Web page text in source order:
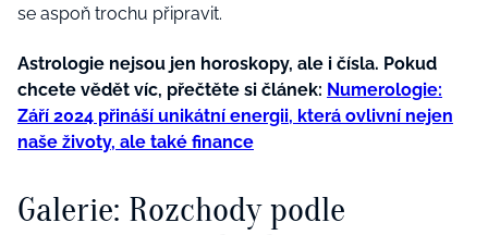
se aspoň trochu připravit.
Astrologie nejsou jen horoskopy, ale i čísla. Pokud
chcete vědět víc, přečtěte si článek: Numerologie:
Září 2024 přináší unikátní energii, která ovlivní nejen
naše životy, ale také finance
Galerie: Rozchody podle